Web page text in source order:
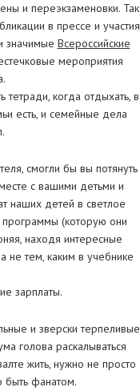
и переэкзаменовки. Так
в прессе и участия
значимые Всероссийские
мероприятия
тетради, когда отдыхать, в
есть, и семейные дела
смогли бы вы потянуть
с вашими детьми и
наших детей в светлое
(которую они
находя интересные
не тем, каким в учебнике
зарплаты.
и зверски терпеливые
голова раскалываться
жить, нужно не просто
быть фанатом.